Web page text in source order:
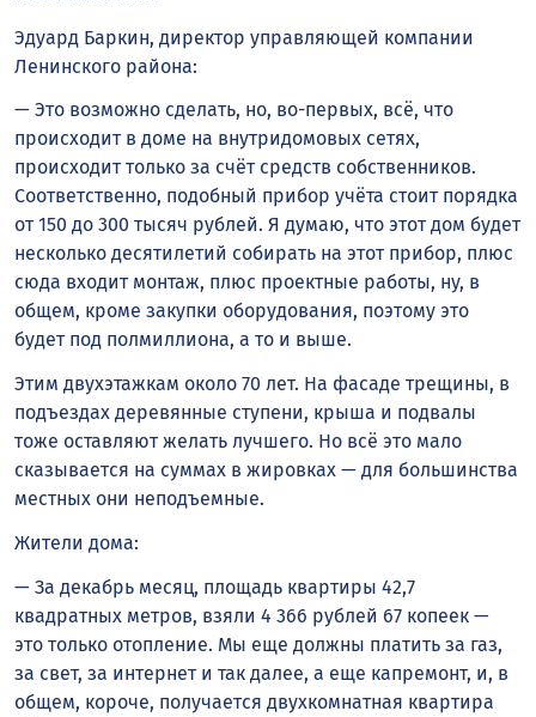
Эдуард Баркин, директор управляющей компании
Ленинского района:
— Это возможно сделать, но, во-первых, всё, что
происходит в доме на внутридомовых сетях,
происходит только за счёт средств собственников.
Соответственно, подобный прибор учёта стоит порядка
от 150 до 300 тысяч рублей. Я думаю, что этот дом будет
несколько десятилетий собирать на этот прибор, плюс
сюда входит монтаж, плюс проектные работы, ну, в
общем, кроме закупки оборудования, поэтому это
будет под полмиллиона, а то и выше.
Этим двухэтажкам около 70 лет. На фасаде трещины, в
подъездах деревянные ступени, крыша и подвалы
тоже оставляют желать лучшего. Но всё это мало
сказывается на суммах в жировках — для большинства
местных они неподъемные.
Жители дома:
— За декабрь месяц, площадь квартиры 42,7
квадратных метров, взяли 4 366 рублей 67 копеек —
это только отопление. Мы еще должны платить за газ,
за свет, за интернет и так далее, а еще капремонт, и, в
общем, короче, получается двухкомнатная квартира